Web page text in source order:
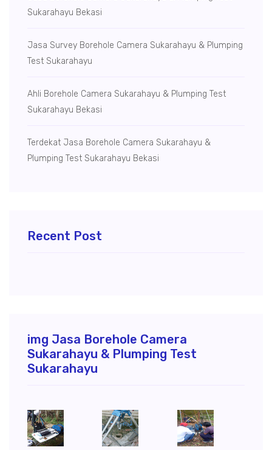
Sukarahayu Bekasi
Jasa Survey Borehole Camera Sukarahayu & Plumping
Test Sukarahayu
Ahli Borehole Camera Sukarahayu & Plumping Test
Sukarahayu Bekasi
Terdekat Jasa Borehole Camera Sukarahayu &
Plumping Test Sukarahayu Bekasi
Recent Post
img Jasa Borehole Camera
Sukarahayu & Plumping Test
Sukarahayu